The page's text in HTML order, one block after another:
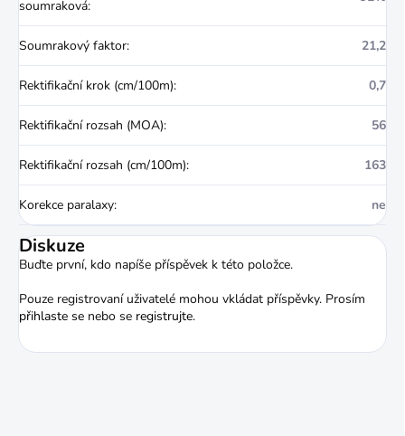
soumraková:
Soumrakový faktor: 21,2
Rektifikační krok (cm/100m): 0,7
Rektifikační rozsah (MOA): 56
Rektifikační rozsah (cm/100m): 163
Korekce paralaxy: ne
Diskuze
Buďte první, kdo napíše příspěvek k této položce.
Pouze registrovaní uživatelé mohou vkládat příspěvky. Prosím
přihlaste se nebo se registrujte.